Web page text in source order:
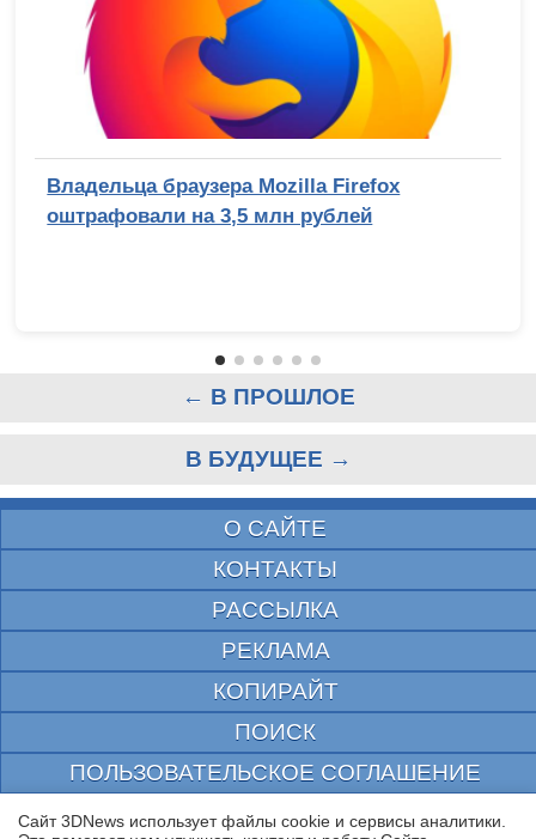
Владельца браузера Mozilla Firefox
оштрафовали на 3,5 млн рублей
← В ПРОШЛОЕ
В БУДУЩЕЕ →
О САЙТЕ
КОНТАКТЫ
РАССЫЛКА
РЕКЛАМА
КОПИРАЙТ
ПОИСК
ПОЛЬЗОВАТЕЛЬСКОЕ СОГЛАШЕНИЕ
ЗАЩИЩЕНО CURATOR
Сайт 3DNews использует файлы cookie и сервисы аналитики.